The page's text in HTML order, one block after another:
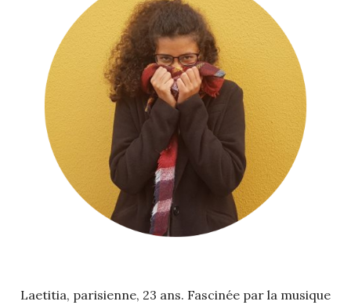
Laetitia, parisienne, 23 ans. Fascinée par la musique